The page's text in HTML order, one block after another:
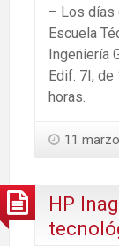
– Los días
Escuela
Ingeniería
Edif. 7I, de
horas.
11
HP